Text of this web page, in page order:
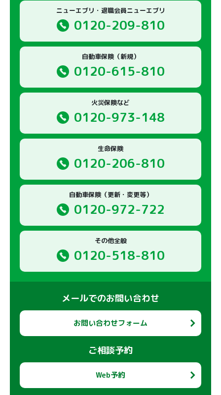
ニューエブリ・退職会員ニューエブリ
0120-209-810
自動車保険（新規）
0120-615-810
火災保険など
0120-973-148
生命保険
0120-206-810
自動車保険（更新・変更等）
0120-972-722
その他全般
0120-518-810
メールでのお問い合わせ
お問い合わせフォーム
ご相談予約
Web予約